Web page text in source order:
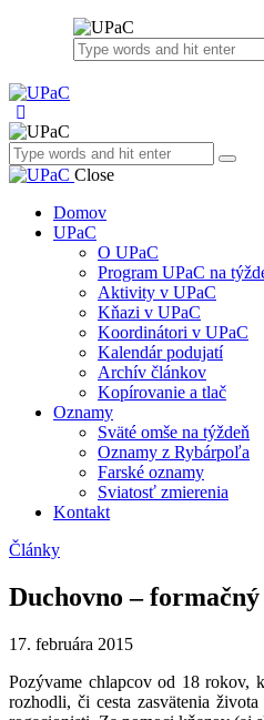
Close
Domov
UPaC
O UPaC
Program UPaC na
Aktivity v UPaC
Kňazi v UPaC
Koordinátori v UPaC
Kalendár podujatí
Archív článkov
Kopírovanie a tlač
Oznamy
Sväté omše na týždeň
Oznamy z Rybárpoľa
Farské oznamy
Sviatosť zmierenia
Kontakt
Články
Duchovno –
17. februára 2015
Pozývame chlapcov od 18 rokov,
rozhodli, či cesta zasvätenia